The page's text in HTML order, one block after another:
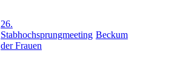
26.
Stabhochsprungmeeting
der Frauen
Beckum